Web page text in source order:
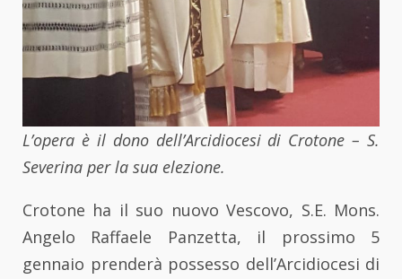
L’opera è il dono dell’Arcidiocesi di Crotone – S.
Severina per la sua elezione.
Crotone ha il suo nuovo Vescovo, S.E. Mons.
Angelo Raffaele Panzetta, il prossimo 5
gennaio prenderà possesso dell’Arcidiocesi di